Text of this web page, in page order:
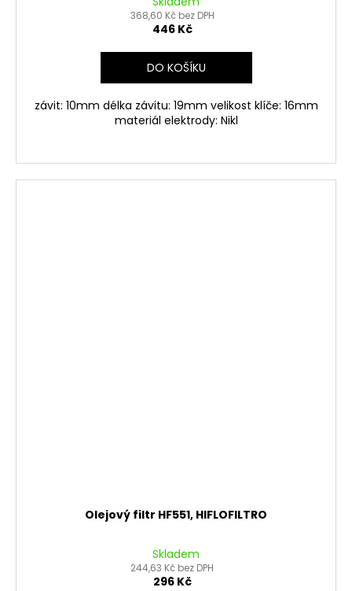
368,60 Kč bez DPH
446 Kč
DO KOŠÍKU
závit: 10mm délka závitu: 19mm velikost klíče: 16mm
materiál elektrody: Nikl
Olejový filtr HF551, HIFLOFILTRO
Skladem
244,63 Kč bez DPH
296 Kč